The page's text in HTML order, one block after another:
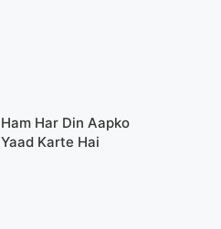
Ham Har Din Aapko
Yaad Karte Hai